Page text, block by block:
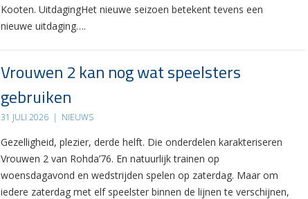
Kooten. UitdagingHet nieuwe seizoen betekent tevens een
nieuwe uitdaging….
Vrouwen 2 kan nog wat speelsters
gebruiken
31 JULI 2026 | NIEUWS
Gezelligheid, plezier, derde helft. Die onderdelen karakteriseren
Vrouwen 2 van Rohda’76. En natuurlijk trainen op
woensdagavond en wedstrijden spelen op zaterdag. Maar om
iedere zaterdag met elf speelster binnen de lijnen te verschijnen,